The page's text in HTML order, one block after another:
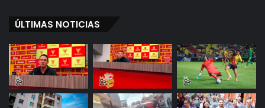
ÚLTIMAS NOTICIAS